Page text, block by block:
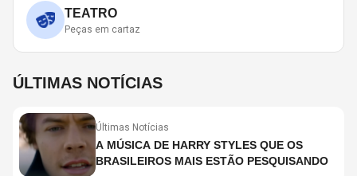
TEATRO
Peças em cartaz
ÚLTIMAS NOTÍCIAS
Últimas Notícias
A MÚSICA DE HARRY STYLES QUE OS
BRASILEIROS MAIS ESTÃO PESQUISANDO